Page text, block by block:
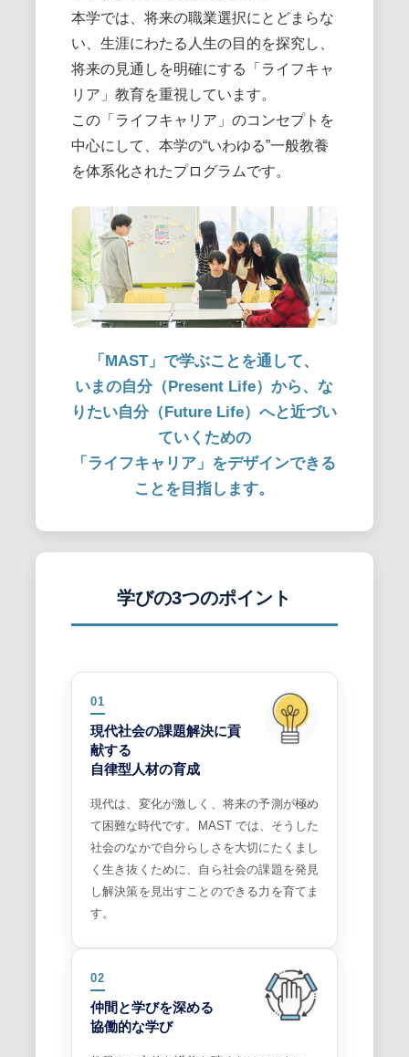
本学では、将来の職業選択にとどまらな
い、生涯にわたる人生の目的を探究し、
将来の見通しを明確にする「ライフキャ
リア」教育を重視しています。
この「ライフキャリア」のコンセプトを
中心にして、本学の“いわゆる”一般教養
を体系化されたプログラムです。
「MAST」で学ぶことを通して、
いまの自分（Present Life）から、な
りたい自分（Future Life）へと近づい
ていくための
「ライフキャリア」をデザインできる
ことを目指します。
学びの3つのポイント
01
現代社会の課題解決に貢
献する
自律型人材の育成
現代は、変化が激しく、将来の予測が極め
て困難な時代です。MAST では、そうした
社会のなかで自分らしさを大切にたくまし
く生き抜くために、自ら社会の課題を発見
し解決策を見出すことのできる力を育てま
す。
02
仲間と学びを深める
協働的な学び